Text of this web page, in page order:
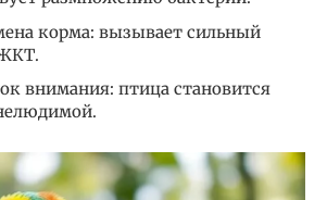
корма: вызывает сильный
внимания: птица становится